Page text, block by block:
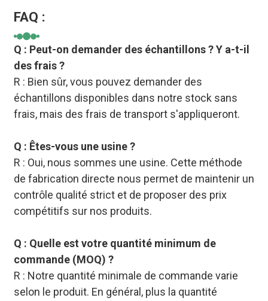
FAQ :
Q : Peut-on demander des échantillons ? Y a-t-il
des frais ?
R : Bien sûr, vous pouvez demander des
échantillons disponibles dans notre stock sans
frais, mais des frais de transport s'appliqueront.
Q : Êtes-vous une usine ?
R : Oui, nous sommes une usine. Cette méthode
de fabrication directe nous permet de maintenir un
contrôle qualité strict et de proposer des prix
compétitifs sur nos produits.
Q : Quelle est votre quantité minimum de
commande (MOQ) ?
R : Notre quantité minimale de commande varie
selon le produit. En général, plus la quantité